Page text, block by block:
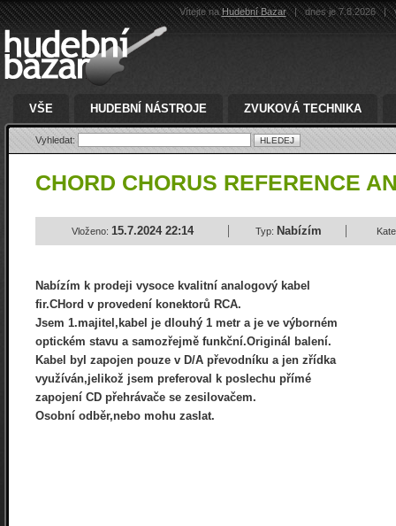
Vítejte naHudební Bazar | dnes je 7.8.2026 |
VŠE HUDEBNÍ NÁSTROJE ZVUKOVÁ TECHNIKA
Vyhledat:
CHORD CHORUS REFERENCE
Vloženo: 15.7.2024 22:14 Typ: Nabízím
Nabízím k prodeji vysoce kvalitní analogový kabel
fir.CHord v provedení konektorů RCA.
Jsem 1.majitel,kabel je dlouhý 1 metr a je ve výborném
optickém stavu a samozřejmě funkční.Originál balení.
Kabel byl zapojen pouze v D/A převodníku a jen zřídka
využíván,jelikož jsem preferoval k poslechu přímé
zapojení CD přehrávače se zesilovačem.
Osobní odběr,nebo mohu zaslat.